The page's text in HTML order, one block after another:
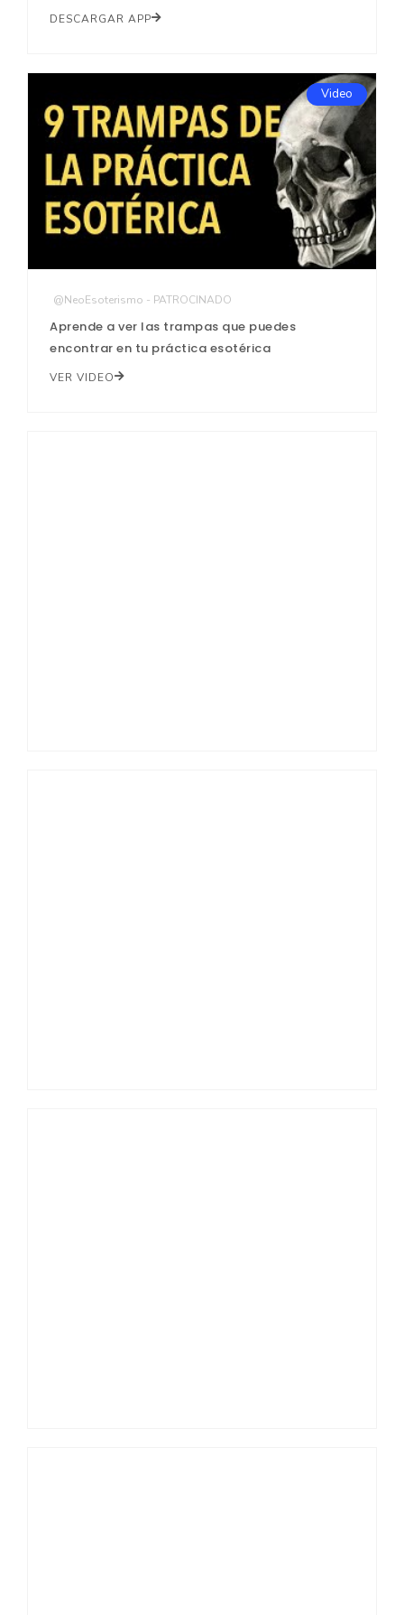
DESCARGAR APP
Video
@NeoEsoterismo - PATROCINADO
Aprende a ver las trampas que puedes
encontrar en tu práctica esotérica
VER VIDEO